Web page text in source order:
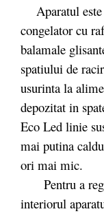
Aparatul este
congelator cu
balamale
spatiului de
usurinta la
depozitat in
Eco Led linie
mai putina
ori mai mic.
Pentru a
interiorul